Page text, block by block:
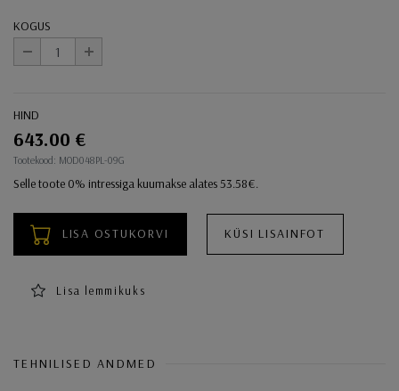
KOGUS
+
Ostukorvi toimingud
HIND
643.00 €
Tootekood: MOD048PL-09G
Selle toote 0% intressiga kuumakse alates 53.58€.
LISA OSTUKORVI KÜSI LISAINFOT
Lisa lemmikuks
TEHNILISED ANDMED